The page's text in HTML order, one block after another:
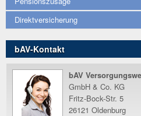
Direktversicherung
bAV-Kontakt
bAV
GmbH & Co. KG
Fritz-Bock-Str. 5
26121 Oldenburg